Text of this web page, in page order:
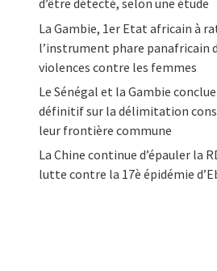
d’être détecté, selon une étude
La Gambie, 1er Etat africain à
l’instrument phare panafricain
violences contre les femmes
Le Sénégal et la Gambie
définitif sur la délimitation
leur frontière commune
La Chine continue d’épauler la
lutte contre la 17è épidémie